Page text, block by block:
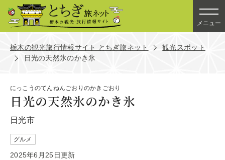
メニュー
栃木の観光旅行情報サイト とちぎ旅ネット
観光スポット
日光の天然氷のかき氷
にっこうのてんねんごおりのかきごおり
日光の天然氷のかき氷
日光市
グルメ
2025年6月25日更新